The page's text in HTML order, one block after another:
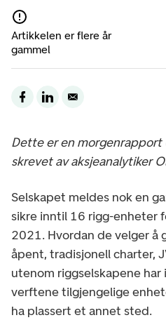
Artikkelen er flere år
gammel
Dette er en morgenrapport
skrevet av aksjeanalytiker
Selskapet meldes nok en
sikre inntil 16 rigg-enheter
2021. Hvordan de velger
åpent, tradisjonell charter,
utenom riggselskapene
verftene tilgjengelige
ha plassert et annet sted.